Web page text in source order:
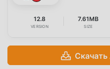
12.8
VERSION
7.61MB
SIZE
Скачать